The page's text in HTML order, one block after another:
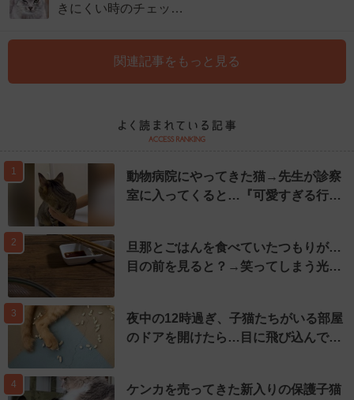
きにくい時のチェッ…
関連記事をもっと見る
1
動物病院にやってきた猫→先生が診察
室に入ってくると…『可愛すぎる行…
2
旦那とごはんを食べていたつもりが…
目の前を見ると？→笑ってしまう光…
3
夜中の12時過ぎ、子猫たちがいる部屋
のドアを開けたら…目に飛び込んで…
4
ケンカを売ってきた新入りの保護子猫